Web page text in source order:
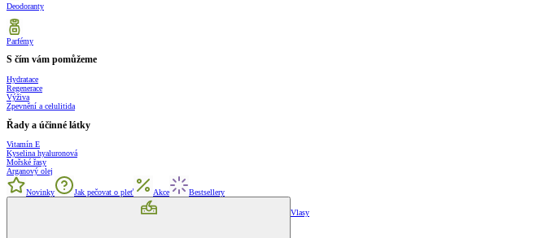
Deodoranty
Parfémy
S čím vám pomůžeme
Hydratace
Regenerace
Výživa
Zpevnění a celulitida
Řady a účinné látky
Vitamín E
Kyselina hyaluronová
Mořské řasy
Arganový olej
Novinky Jak pečovat o pleť Akce Bestsellery
Vlasy